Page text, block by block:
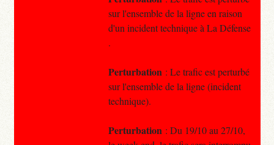
sur l'ensemble de la ligne en raison
d'un incident technique à La Défense
.
Perturbation : Le trafic est perturbé
sur l'ensemble de la ligne (incident
technique).
Perturbation : Du 19/10 au 27/10,